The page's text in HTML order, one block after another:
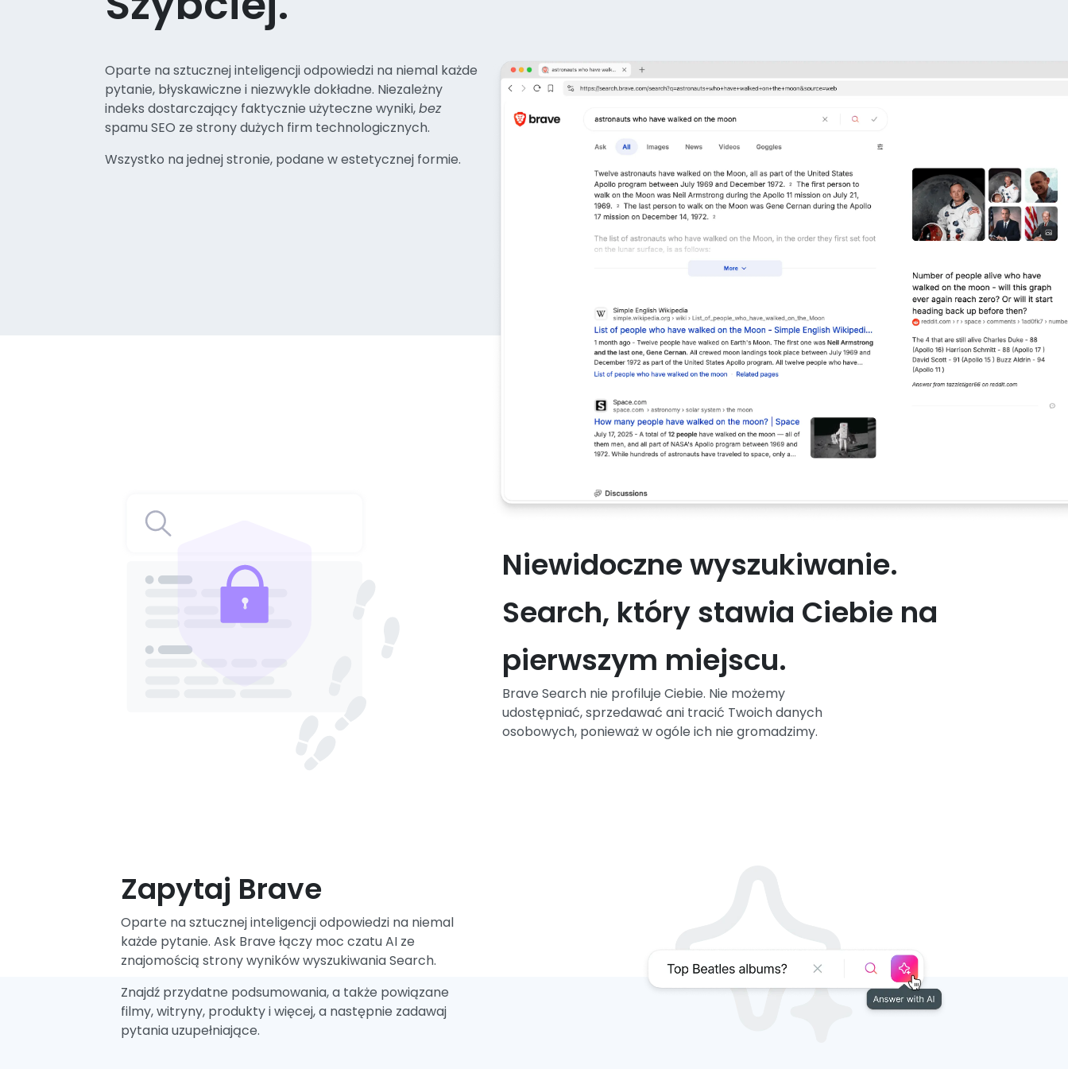
Oparte na sztucznej inteligencji odpowiedzi na niemal każde
pytanie, błyskawiczne i niezwykle dokładne. Niezależny
indeks dostarczający faktycznie użyteczne wyniki,bez
spamu SEO ze strony dużych firm technologicznych.
Wszystko na jednej stronie, podane w estetycznej formie.
Niewidoczne wyszukiwanie.
Search, który stawia Ciebie na
pierwszym miejscu.
Brave Search nie profiluje Ciebie. Nie możemy
udostępniać, sprzedawać ani tracić Twoich danych
osobowych, ponieważ w ogóle ich nie gromadzimy.
Zapytaj Brave
Oparte na sztucznej inteligencji odpowiedzi na niemal
każde pytanie. Ask Brave łączy moc czatu AI ze
znajomością strony wyników wyszukiwania Search.
Znajdź przydatne podsumowania, a także powiązane
filmy, witryny, produkty i więcej, a następnie zadawaj
pytania uzupełniające.